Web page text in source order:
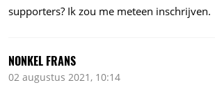
supporters? Ik zou me meteen inschrijven.
NONKEL FRANS
02 augustus 2021, 10:14